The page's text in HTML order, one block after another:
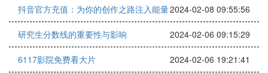
抖音官方充值：为你的创作之路注入能量2024-02-08 09:55:56
研究生分数线的重要性与影响 2024-02-06 09:15:29
6117影院免费看大片 2024-02-06 19:21:41